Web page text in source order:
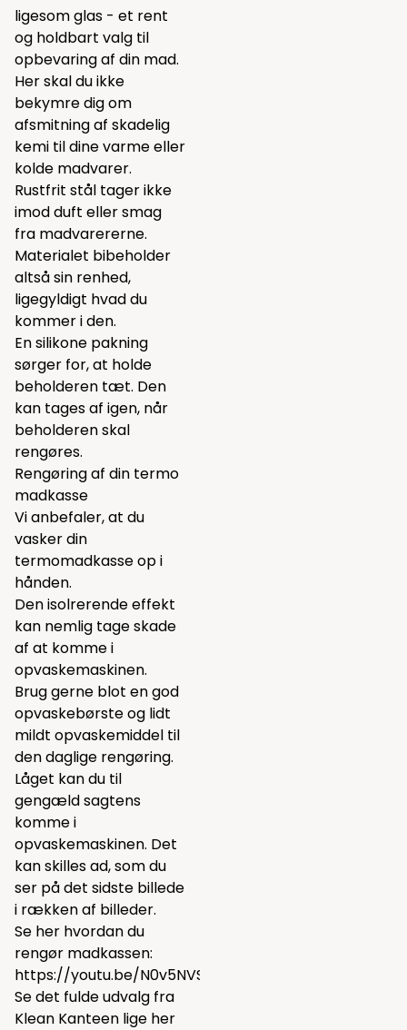
ligesom glas - et rent
og holdbart valg til
opbevaring af din mad.
Her skal du ikke
bekymre dig om
afsmitning af skadelig
kemi til dine varme eller
kolde madvarer.
Rustfrit stål tager ikke
imod duft eller smag
fra madvarererne.
Materialet bibeholder
altså sin renhed,
ligegyldigt hvad du
kommer i den.
En silikone pakning
sørger for, at holde
beholderen tæt. Den
kan tages af igen, når
beholderen skal
rengøres.
Rengøring af din termo
madkasse
Vi anbefaler, at du
vasker din
termomadkasse op i
hånden.
Den isolrerende effekt
kan nemlig tage skade
af at komme i
opvaskemaskinen.
Brug gerne blot en god
opvaskebørsteog lidt
mildt opvaskemiddel til
den daglige rengøring.
Låget kan du til
gengæld sagtens
komme i
opvaskemaskinen. Det
kan skilles ad, som du
ser på det sidste billede
i rækken af billeder.
Se her hvordan du
rengør madkassen:
https://youtu.be/N0v5NVSiMDY
Se det fulde udvalg fra
Klean Kanteen lige her